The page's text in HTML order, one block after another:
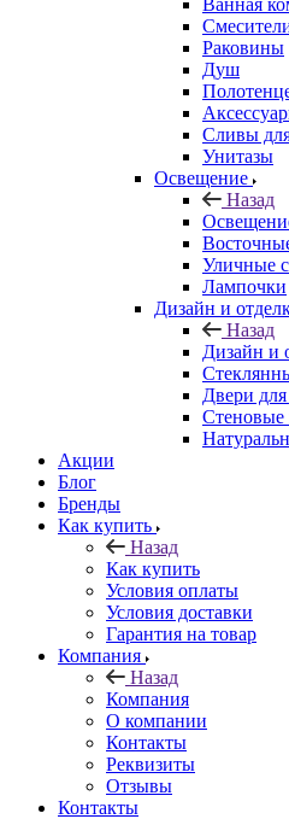
Ванная
Раковины
Душ
Сливы
Унитазы
Освещение
Назад
Уличные
Лампочки
Дизайн и
Назад
Дизайн и
Двери
Стеновые
Акции
Блог
Бренды
Как купить
Назад
Как купить
Условия оплаты
Условия доставки
Гарантия на товар
Компания
Назад
Компания
О компании
Контакты
Реквизиты
Отзывы
Контакты